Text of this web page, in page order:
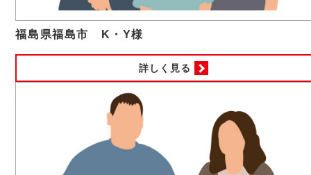
福島県福島市 K・Y様
詳しく見る